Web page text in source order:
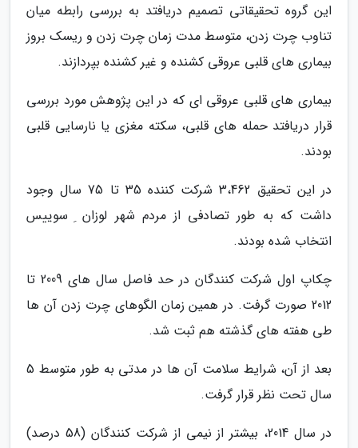
این گروه تحقیقاتی تصمیم دریافتد به بررسی رابطه میان
تناوب چرت زدن، متوسط مدت زمان چرت زدن و ریسک بروز
بیماری های قلبی عروقی کشنده و غیر کشنده بپردازند.
بیماری های قلبی عروقی ای که در این پژوهش مورد بررسی
قرار دریافتد حمله های قلبی، سکته مغزی یا نارسایی قلبی
بودند.
در این تحقیق 3،462 شرکت کننده 35 تا 75 سال وجود
داشت که به طور تصادفی از مردم شهر لوزان ِ سوییس
انتخاب شده بودند.
چکاپ اول شرکت کنندگان در حد فاصل سال های 2009 تا
2012 صورت گرفت. در همین زمان الگوهای چرت زدن آن ها
طی هفته های گذشته هم ثبت شد.
بعد از آن، شرایط سلامت آن ها در مدتی به طور متوسط 5
سال تحت نظر قرار گرفت.
در سال 2014، بیشتر از نیمی از شرکت کنندگان (58 درصد)